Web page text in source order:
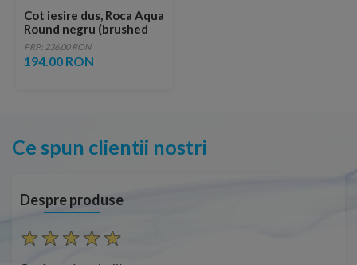
Cot iesire dus, Roca Aqua
Round negru (brushed
black titanium)
PRP: 236.00 RON
194.00 RON
Ce spun clientii nostri
Despre produse